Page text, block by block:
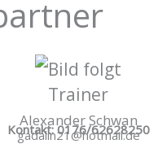
Trainer
Alexander Schwan
Kontakt: 0176/62628250
gadalin21@hotmail.de